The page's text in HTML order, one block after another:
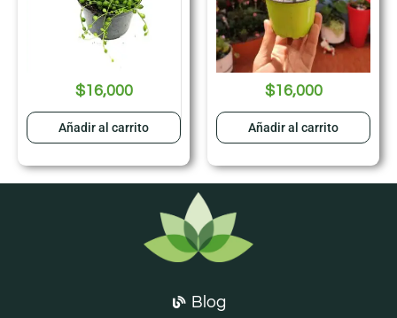
$16,000
Añadir al carrito
$16,000
Añadir al carrito
Blog